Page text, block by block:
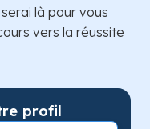
là pour vous
vers la réussite
profil